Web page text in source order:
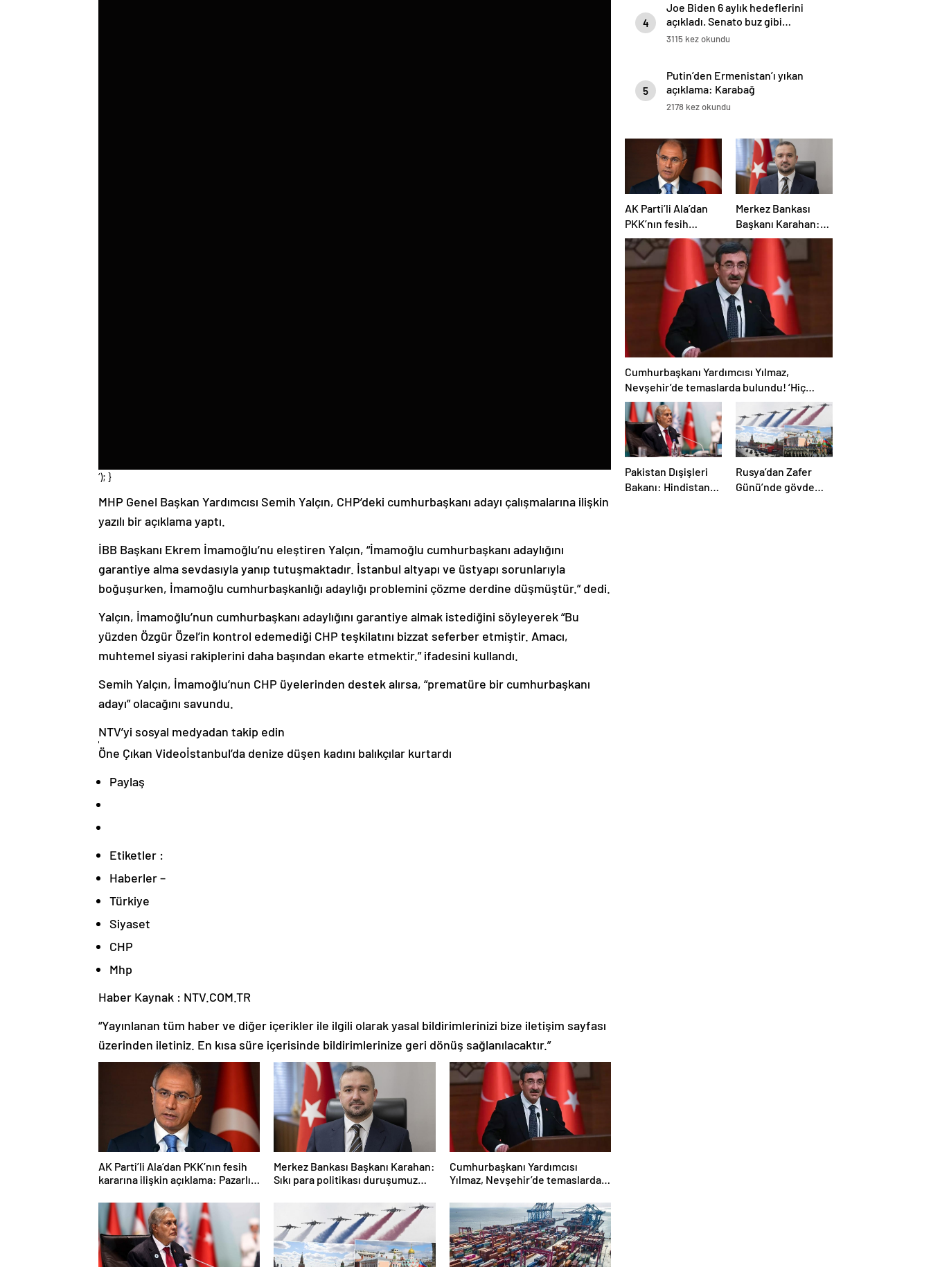
‘); }
MHP Genel Başkan Yardımcısı Semih Yalçın, CHP’deki cumhurbaşkanı adayı çalışmalarına ilişkin
yazılı bir açıklama yaptı.
İBB Başkanı Ekrem İmamoğlu’nu eleştiren Yalçın, “İmamoğlu cumhurbaşkanı adaylığını
garantiye alma sevdasıyla yanıp tutuşmaktadır. İstanbul altyapı ve üstyapı sorunlarıyla
boğuşurken, İmamoğlu cumhurbaşkanlığı adaylığı problemini çözme derdine düşmüştür.” dedi.
Yalçın, İmamoğlu’nun cumhurbaşkanı adaylığını garantiye almak istediğini söyleyerek “Bu
yüzden Özgür Özel’in kontrol edemediği CHP teşkilatını bizzat seferber etmiştir. Amacı,
muhtemel siyasi rakiplerini daha başından ekarte etmektir.” ifadesini kullandı.
Semih Yalçın, İmamoğlu’nun CHP üyelerinden destek alırsa, “prematüre bir cumhurbaşkanı
adayı” olacağını savundu.
NTV’yi sosyal medyadan takip edin
Öne Çıkan Videoİstanbul’da denize düşen kadını balıkçılar kurtardı
Paylaş
Etiketler :
Haberler –
Türkiye
Siyaset
CHP
Mhp
Haber Kaynak : NTV.COM.TR
“Yayınlanan tüm haber ve diğer içerikler ile ilgili olarak yasal bildirimlerinizi bize iletişim sayfası
üzerinden iletiniz. En kısa süre içerisinde bildirimlerinize geri dönüş sağlanılacaktır.”
AK Parti’li Ala’dan PKK’nın fesih
kararına ilişkin açıklama: Pazarlık
Merkez Bankası Başkanı Karahan:
Sıkı para politikası duruşumuz
Cumhurbaşkanı Yardımcısı
Yılmaz, Nevşehir’de temaslarda
olmasın’
4
Joe Biden 6 aylık hedeflerini
açıkladı. Senato buz gibi…
3115 kez okundu
5
Putin’den Ermenistan’ı yıkan
açıklama: Karabağ
Azerbaycan’ın ayrılmaz bir
2178 kez okundu
AK Parti’li Ala’dan
PKK’nın fesih
kararına ilişkin
açıklama: Pazarlık
söz konusu değildir
Merkez Bankası
Başkanı Karahan:
Sıkı para politikası
duruşumuz sürecek
Cumhurbaşkanı Yardımcısı Yılmaz,
Nevşehir’de temaslarda bulundu! ‘Hiç
kimsenin tereddütü olmasın’
Pakistan Dışişleri
Bakanı: Hindistan
Rusya’dan Zafer
Günü’nde gövde